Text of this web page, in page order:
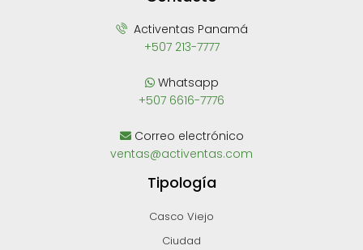
Activentas Panamá
+507 213-7777
Whatsapp
+507 6616-7776
Correo electrónico
ventas@activentas.com
Tipología
Casco Viejo
Ciudad